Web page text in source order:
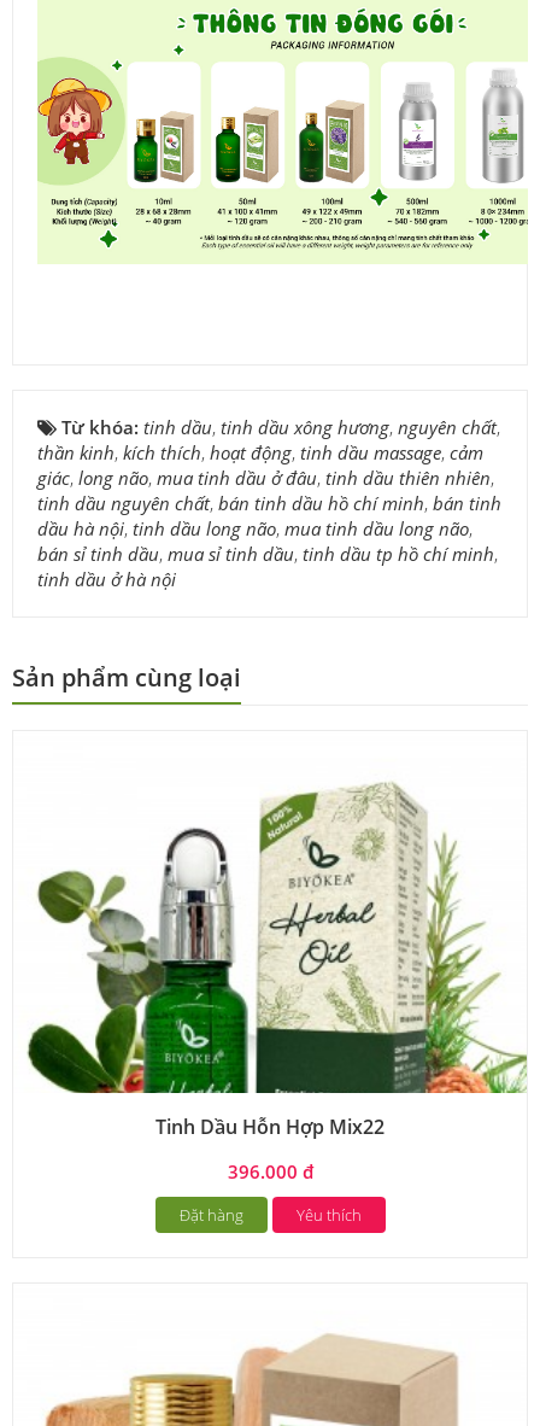
Từ khóa: tinh dầu, tinh dầu xông hương, nguyên chất,
thần kinh, kích thích, hoạt động, tinh dầu massage, cảm
giác, long não, mua tinh dầu ở đâu, tinh dầu thiên nhiên,
tinh dầu nguyên chất, bán tinh dầu hồ chí minh, bán tinh
dầu hà nội, tinh dầu long não, mua tinh dầu long não,
bán sỉ tinh dầu, mua sỉ tinh dầu, tinh dầu tp hồ chí minh,
tinh dầu ở hà nội
Sản phẩm cùng loại
Tinh Dầu Hỗn Hợp Mix22
396.000 đ
Đặt hàng Yêu thích